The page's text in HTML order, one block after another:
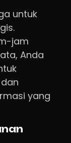
untuk
jam
Anda
yang